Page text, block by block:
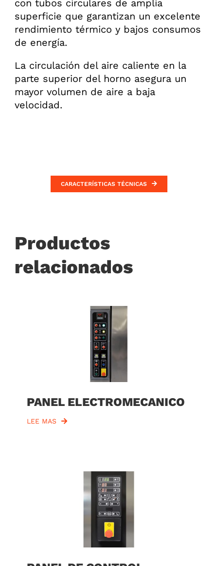
con tubos circulares de amplia
superficie que garantizan un excelente
rendimiento térmico y bajos consumos
de energía.
La circulación del aire caliente en la
parte superior del horno asegura un
mayor volumen de aire a baja
velocidad.
CARACTERÍSTICAS TÉCNICAS
Productos
relacionados
PANEL ELECTROMECANICO
LEE MAS